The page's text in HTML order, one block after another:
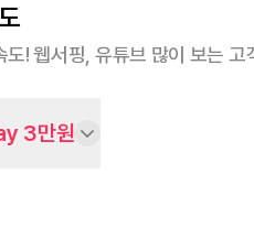
도! 웹서핑, 유튜브 많이 보는 고
3만원